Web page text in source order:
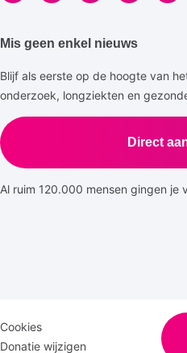
Mis geen enkel nieuws
Blijf als eerste op de hoogte van
onderzoek, longziekten en
Direct
Al ruim 120.000 mensen gingen je
Disclaimer
menu
Cookies
Donatie wijzigen
Logomenu